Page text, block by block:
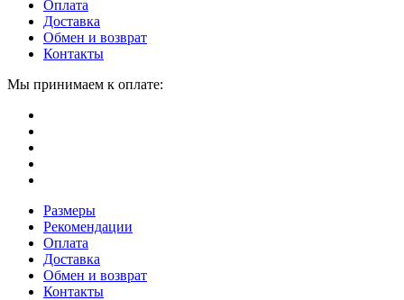
Оплата
Доставка
Обмен и возврат
Контакты
Мы принимаем к оплате:
Размеры
Рекомендации
Оплата
Доставка
Обмен и возврат
Контакты